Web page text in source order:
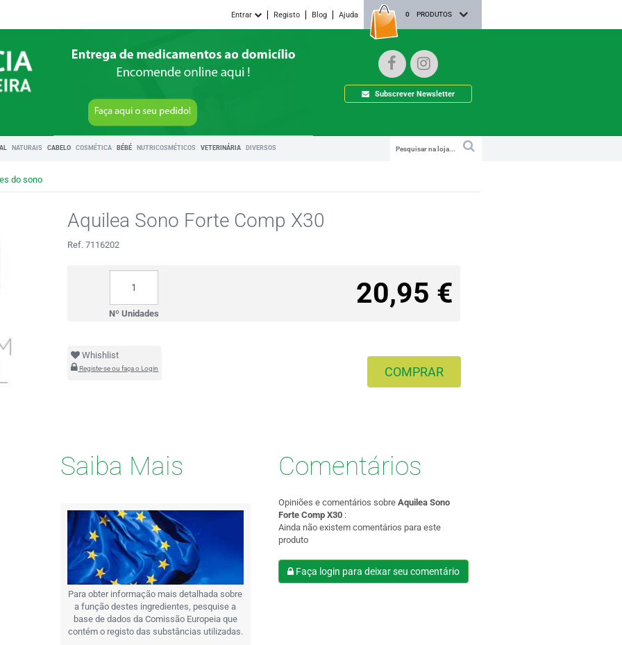
0 PRODUTOS
Entrar Registo Blog Ajuda
Subscrever Newsletter
NATURAIS CABELO COSMÉTICA BÉBÉ NUTRICOSMÉTICOS VETERINÁRIA DIVERSOS
do sono
Aquilea Sono Forte Comp X30
Ref. 7116202
20,95 €
Nº Unidades
Whishlist
Registe-se ou faça o Login COMPRAR
Saiba Mais
Para obter informação mais detalhada sobre
a função destes ingredientes, pesquise a
base de dados da Comissão Europeia que
contém o registo das substâncias utilizadas.
Comentários
Opiniões e comentários sobre Aquilea Sono
Forte Comp X30:
Ainda não existem comentários para este
produto
Faça login para deixar seu comentário